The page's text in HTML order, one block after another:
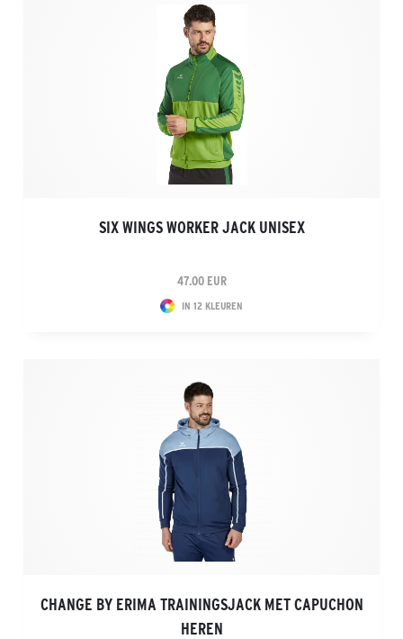
SIX WINGS WORKER JACK UNISEX
47.00 EUR
IN 12 KLEUREN
CHANGE BY ERIMA TRAININGSJACK MET CAPUCHON
HEREN